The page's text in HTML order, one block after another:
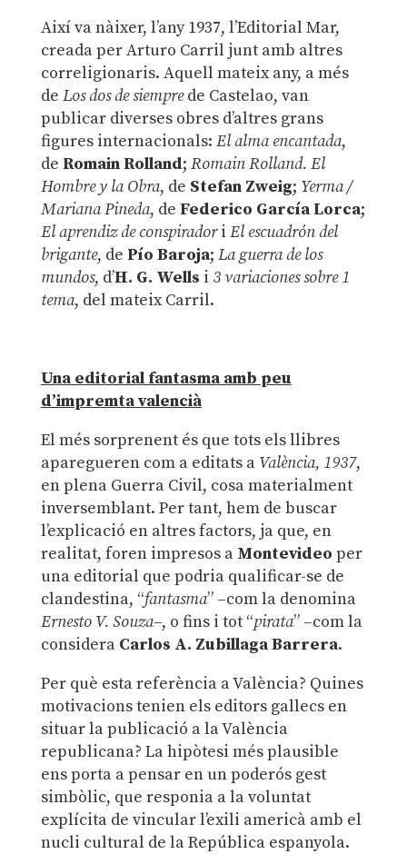
Així va nàixer, l’any 1937, l’Editorial Mar,
creada per Arturo Carril junt amb altres
correligionaris. Aquell mateix any, a més
de Los dos de siemprede Castelao, van
publicar diverses obres d’altres grans
figures internacionals: El alma encantada,
de Romain Rolland; Romain Rolland. El
Hombre y la Obra, de Stefan Zweig; Yerma /
Mariana Pineda, de Federico García Lorca;
El aprendiz de conspiradori El escuadrón del
brigante, de Pío Baroja; La guerra de los
mundos, d’H. G. Wells i 3 variaciones sobre 1
tema, del mateix Carril.
Una editorial fantasma amb peu
d’impremta valencià
El més sorprenent és que tots els llibres
aparegueren com a editats a València, 1937,
en plena Guerra Civil, cosa materialment
inversemblant. Per tant, hem de buscar
l’explicació en altres factors, ja que, en
realitat, foren impresos a Montevideo per
una editorial que podria qualificar-se de
clandestina, “fantasma” –com la denomina
Ernesto V. Souza–, o fins i tot “pirata” –com la
considera Carlos A. Zubillaga Barrera.
Per què esta referència a València? Quines
motivacions tenien els editors gallecs en
situar la publicació a la València
republicana? La hipòtesi més plausible
ens porta a pensar en un poderós gest
simbòlic, que responia a la voluntat
explícita de vincular l’exili americà amb el
nucli cultural de la República espanyola.